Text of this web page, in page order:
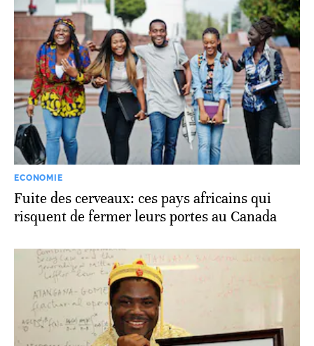
ECONOMIE
Fuite des cerveaux: ces pays africains qui
risquent de fermer leurs portes au Canada